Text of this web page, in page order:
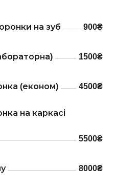
на зуб 900₴
1500₴
(економ) 4500₴
на каркасі
5500₴
8000₴